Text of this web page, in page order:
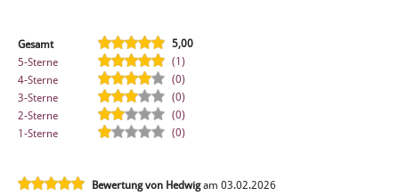
Gesamt
5,00
5-Sterne
(1)
4-Sterne
(0)
3-Sterne
(0)
2-Sterne
(0)
1-Sterne
(0)
Bewertung von Hedwigam 03.02.2026